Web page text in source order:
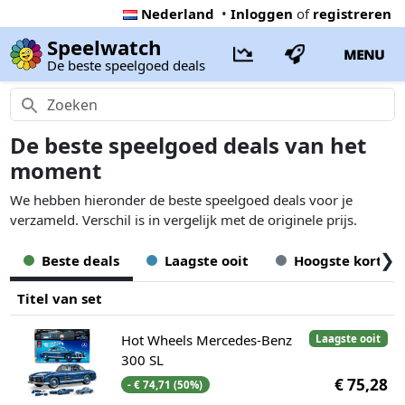
Nederland • Inloggen of registreren
Speelwatch
De beste speelgoed deals
MENU
De beste speelgoed deals van het
moment
We hebben hieronder de beste speelgoed deals voor je
verzameld. Verschil is in vergelijk met de originele prijs.
Beste deals Laagste ooit Hoogste korting
❯
Titel van set
Laagste ooit
Hot Wheels Mercedes-Benz
300 SL
- € 74,71 (50%) € 75,28